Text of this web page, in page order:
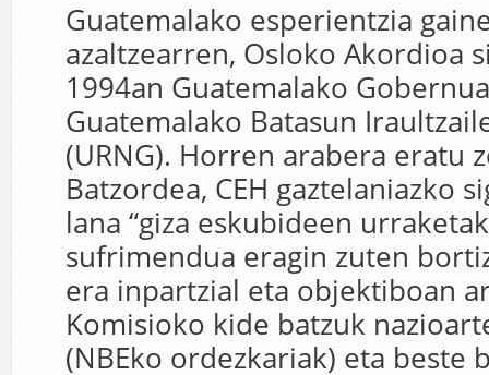
Guatemalako esperientzia
azaltzearren, Osloko Akordioa
1994an Guatemalako
Guatemalako Batasun
(URNG). Horren arabera eratu
Batzordea, CEH gaztelaniazko
lana “giza eskubideen
sufrimendua eragin zuten
era inpartzial eta objektiboan
Komisioko kide batzuk
(NBEko ordezkariak) eta beste